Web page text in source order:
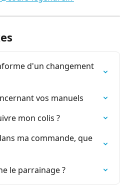
d'un changement
vos manuels
mon colis ?
ma commande, que
le parrainage ?